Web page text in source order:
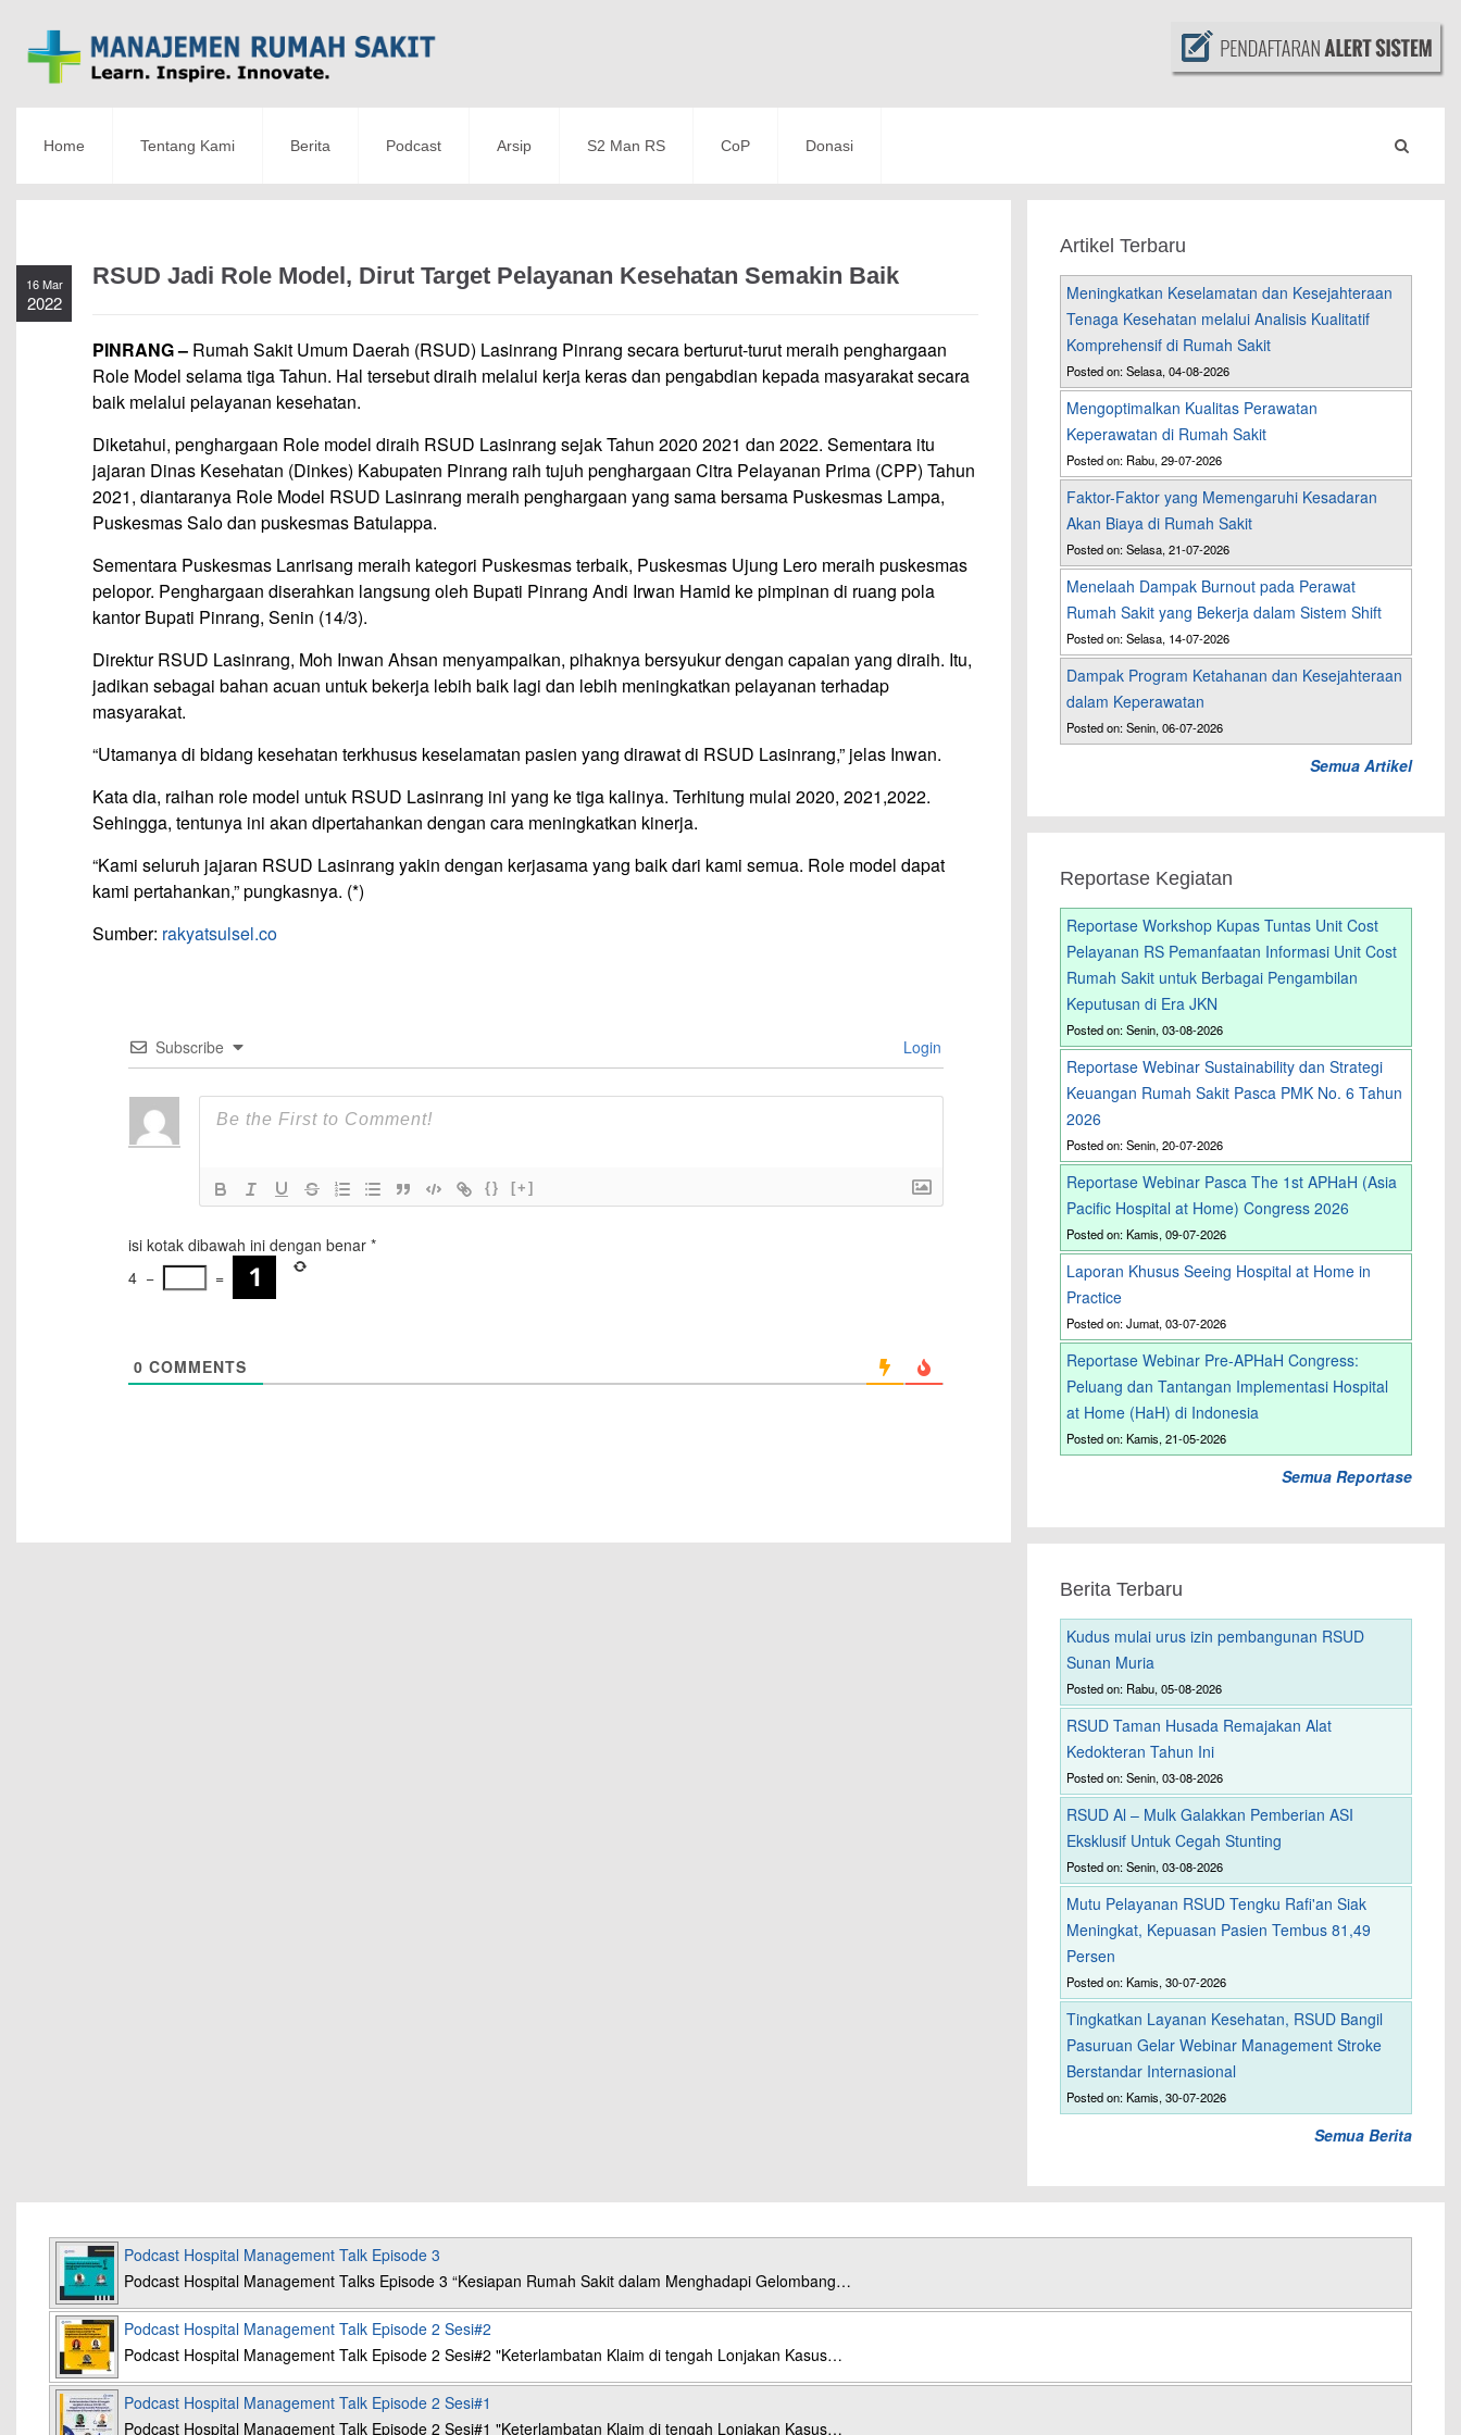
Home Tentang Kami Berita Podcast Arsip S2 Man RS CoP Donasi
16 Mar
2022
RSUD Jadi Role Model, Dirut Target Pelayanan Kesehatan Semakin Baik
PINRANG – Rumah Sakit Umum Daerah (RSUD) Lasinrang Pinrang secara berturut-turut meraih penghargaan
Role Model selama tiga Tahun. Hal tersebut diraih melalui kerja keras dan pengabdian kepada masyarakat secara
baik melalui pelayanan kesehatan.
Diketahui, penghargaan Role model diraih RSUD Lasinrang sejak Tahun 2020 2021 dan 2022. Sementara itu
jajaran Dinas Kesehatan (Dinkes) Kabupaten Pinrang raih tujuh penghargaan Citra Pelayanan Prima (CPP) Tahun
2021, diantaranya Role Model RSUD Lasinrang meraih penghargaan yang sama bersama Puskesmas Lampa,
Puskesmas Salo dan puskesmas Batulappa.
Sementara Puskesmas Lanrisang meraih kategori Puskesmas terbaik, Puskesmas Ujung Lero meraih puskesmas
pelopor. Penghargaan diserahkan langsung oleh Bupati Pinrang Andi Irwan Hamid ke pimpinan di ruang pola
kantor Bupati Pinrang, Senin (14/3).
Direktur RSUD Lasinrang, Moh Inwan Ahsan menyampaikan, pihaknya bersyukur dengan capaian yang diraih. Itu,
jadikan sebagai bahan acuan untuk bekerja lebih baik lagi dan lebih meningkatkan pelayanan terhadap
masyarakat.
“Utamanya di bidang kesehatan terkhusus keselamatan pasien yang dirawat di RSUD Lasinrang,” jelas Inwan.
Kata dia, raihan role model untuk RSUD Lasinrang ini yang ke tiga kalinya. Terhitung mulai 2020, 2021,2022.
Sehingga, tentunya ini akan dipertahankan dengan cara meningkatkan kinerja.
“Kami seluruh jajaran RSUD Lasinrang yakin dengan kerjasama yang baik dari kami semua. Role model dapat
kami pertahankan,” pungkasnya. (*)
Sumber: rakyatsulsel.co
Subscribe Login
{} [+]
isi kotak dibawah ini dengan benar*
4 − =
0 COMMENTS
Artikel Terbaru
Meningkatkan Keselamatan dan Kesejahteraan
Tenaga Kesehatan melalui Analisis Kualitatif
Komprehensif di Rumah Sakit
Posted on: Selasa, 04-08-2026
Mengoptimalkan Kualitas Perawatan
Keperawatan di Rumah Sakit
Posted on: Rabu, 29-07-2026
Faktor-Faktor yang Memengaruhi Kesadaran
Akan Biaya di Rumah Sakit
Posted on: Selasa, 21-07-2026
Menelaah Dampak Burnout pada Perawat
Rumah Sakit yang Bekerja dalam Sistem Shift
Posted on: Selasa, 14-07-2026
Dampak Program Ketahanan dan Kesejahteraan
dalam Keperawatan
Posted on: Senin, 06-07-2026
Semua Artikel
Reportase Kegiatan
Reportase Workshop Kupas Tuntas Unit Cost
Pelayanan RS Pemanfaatan Informasi Unit Cost
Rumah Sakit untuk Berbagai Pengambilan
Keputusan di Era JKN
Posted on: Senin, 03-08-2026
Reportase Webinar Sustainability dan Strategi
Keuangan Rumah Sakit Pasca PMK No. 6 Tahun
2026
Posted on: Senin, 20-07-2026
Reportase Webinar Pasca The 1st APHaH (Asia
Pacific Hospital at Home) Congress 2026
Posted on: Kamis, 09-07-2026
Laporan Khusus Seeing Hospital at Home in
Practice
Posted on: Jumat, 03-07-2026
Reportase Webinar Pre-APHaH Congress:
Peluang dan Tantangan Implementasi Hospital
at Home (HaH) di Indonesia
Posted on: Kamis, 21-05-2026
Semua Reportase
Berita Terbaru
Kudus mulai urus izin pembangunan RSUD
Sunan Muria
Posted on: Rabu, 05-08-2026
RSUD Taman Husada Remajakan Alat
Kedokteran Tahun Ini
Posted on: Senin, 03-08-2026
RSUD Al – Mulk Galakkan Pemberian ASI
Eksklusif Untuk Cegah Stunting
Posted on: Senin, 03-08-2026
Mutu Pelayanan RSUD Tengku Rafi'an Siak
Meningkat, Kepuasan Pasien Tembus 81,49
Persen
Posted on: Kamis, 30-07-2026
Tingkatkan Layanan Kesehatan, RSUD Bangil
Pasuruan Gelar Webinar Management Stroke
Berstandar Internasional
Posted on: Kamis, 30-07-2026
Semua Berita
Podcast Hospital Management Talk Episode 3
Podcast Hospital Management Talks Episode 3 “Kesiapan Rumah Sakit dalam Menghadapi Gelombang…
Podcast Hospital Management Talk Episode 2 Sesi#2
Podcast Hospital Management Talk Episode 2 Sesi#2 "Keterlambatan Klaim di tengah Lonjakan Kasus…
Podcast Hospital Management Talk Episode 2 Sesi#1
Podcast Hospital Management Talk Episode 2 Sesi#1 "Keterlambatan Klaim di tengah Lonjakan Kasus…